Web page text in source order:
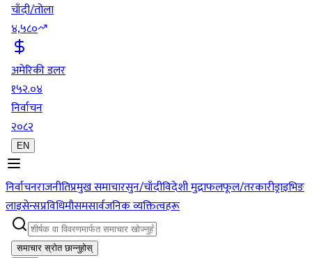
चाँदी/तोला
४,५८०
अमेरिकी डलर
१५२.०४
निर्वाचन
२०८२
EN
निर्वाचनराजनीतिप्रमुख समाचारसुन/चाँदीविदेशी मुद्राफलफूल/तरकारीड्राइभिङ
लाइसेन्सप्रविधिमौसमसार्वजनिक व्यक्तित्वहरू
समाचार स्रोत छान्नुहोस्